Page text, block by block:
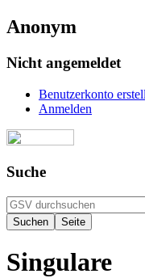
Anonym
Nicht angemeldet
Benutzerkonto
Anmelden
Suche
Singulare